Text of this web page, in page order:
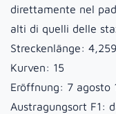
direttamente nel
alti di quelli delle
Streckenlänge:
Kurven: 15
Eröffnung: 7 agosto
Austragungsort F1: